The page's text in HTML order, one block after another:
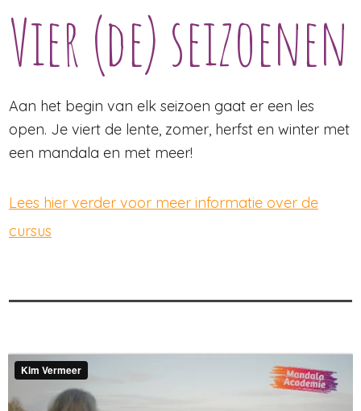
Vier (de) seizoenen
Aan het begin van elk seizoen gaat er een les
open. Je viert de lente, zomer, herfst en winter met
een mandala en met meer!
Lees hier verder voor meer informatie over de
cursus